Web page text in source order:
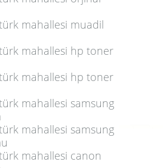
mahallesi muadil
mahallesi hp toner
mahallesi hp toner
mahallesi samsung
mahallesi samsung
mahallesi canon